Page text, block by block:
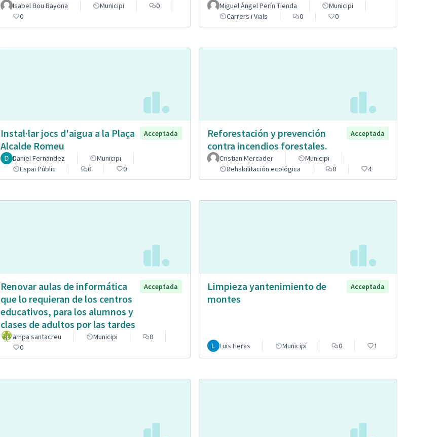
Isabel Bou Bayona Municipi
0
0
Miguel Ángel Perín Tienda
Municipi
Carrers i Vials
0 0
Instal·lar jocs d'aigua a la Plaça
Alcalde Romeu
Acceptada
Daniel Fernandez
Municipi
Espai Públic
0 0
Reforestación y prevención
contra incendios forestales.
Acceptada
Cristian Mercader
Municipi
Rehabilitación ecológica
0 4
Renovar aulas de informática
que lo requieran de los centros
educativos, para los alumnos y
clases de adultos por las tardes
Acceptada
ampa santacreu Municipi
0
0
Limpieza yantenimiento de
montes
Acceptada
Luis Heras Municipi 0 1